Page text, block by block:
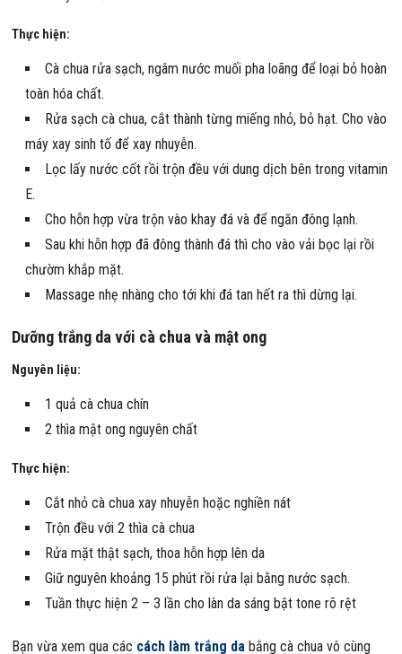
Thực hiện:
Cà chua rửa sạch, ngâm nước muối pha loãng để loại bỏ hoàn
toàn hóa chất.
Rửa sạch cà chua, cắt thành từng miếng nhỏ, bỏ hạt. Cho vào
máy xay sinh tố để xay nhuyễn.
Lọc lấy nước cốt rồi trộn đều với dung dịch bên trong vitamin
E.
Cho hỗn hợp vừa trộn vào khay đá và để ngăn đông lạnh.
Sau khi hỗn hợp đã đông thành đá thì cho vào vải bọc lại rồi
chườm khắp mặt.
Massage nhẹ nhàng cho tới khi đá tan hết ra thì dừng lại.
Dưỡng trắng da với cà chua và mật ong
Nguyên liệu:
1 quả cà chua chín
2 thìa mật ong nguyên chất
Thực hiện:
Cắt nhỏ cà chua xay nhuyễn hoặc nghiền nát
Trộn đều với 2 thìa cà chua
Rửa mặt thật sạch, thoa hỗn hợp lên da
Giữ nguyên khoảng 15 phút rồi rửa lại bằng nước sạch.
Tuần thực hiện 2 – 3 lần cho làn da sáng bật tone rõ rệt
Bạn vừa xem qua các cách làm trắng da bằng cà chua vô cùng